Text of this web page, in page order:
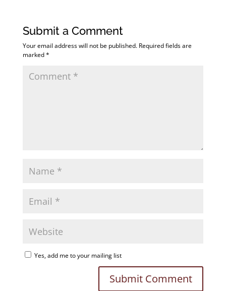
Submit a Comment
Your email address will not be published. Required fields are
marked*
Yes, add me to your mailing list